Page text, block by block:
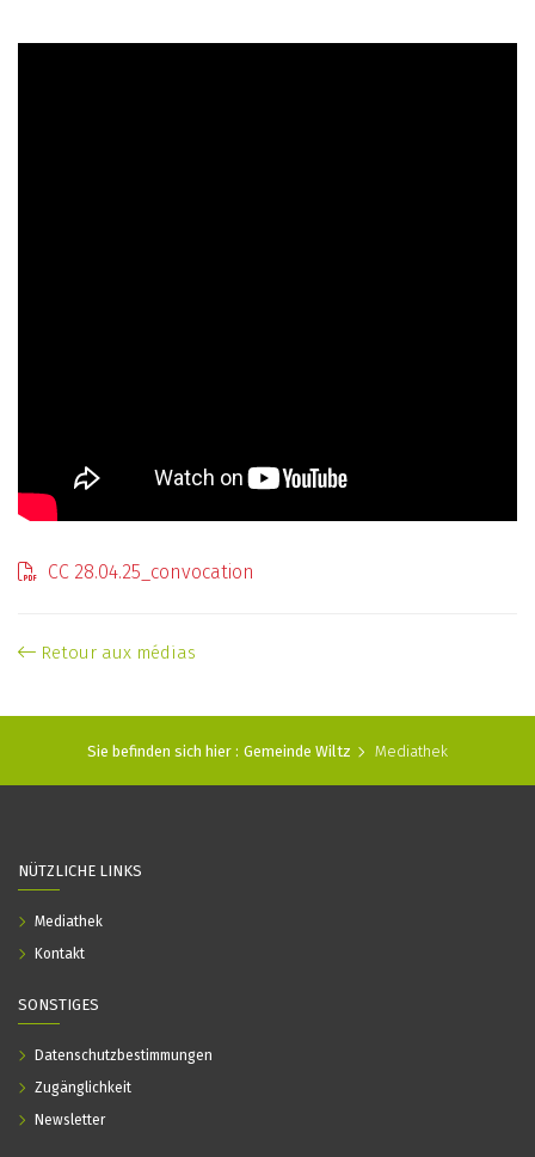
CC 28.04.25_convocation
Retour aux médias
Sie befinden sich hier : Gemeinde Wiltz Mediathek
NÜTZLICHE LINKS
Mediathek
Kontakt
SONSTIGES
Datenschutzbestimmungen
Zugänglichkeit
Newsletter